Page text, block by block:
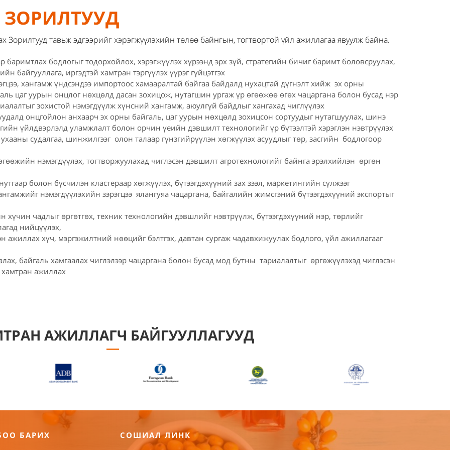
тавьж эдгээрийг хэрэгжүүлэхийн төлөө байнгын, тогтвортой үйл ажиллагаа явуулж байна.
бодлогыг тодорхойлох, хэрэгжүүлэх хүрээнд эрх зүй, стратегийн бичиг баримт боловсруулах,
байгууллага, иргэдтэй хамтран тэргүүлэх үүрэг гүйцэтгэх
хангамж үндсэндээ импортоос хамааралтай байгаа байдалд нухацтай дүгнэлт хийж эх орны
цаг уурын онцлог нөхцөлд дасан зохицож, нутагшин ургаж үр өгөөжөө өгөх чацаргана болон бусад нэр
зохистой нэмэгдүүлж хүнсний хангамж, аюулгүй байдлыг хангахад чиглүүлэх
онцгойлон анхаарч эх орны байгаль, цаг уурын нөхцөлд зохицсон сортуудыг нутагшуулах, шинэ
үйлдвэрлэлд уламжлалт болон орчин үеийн дэвшилт технологийг үр бүтээлтэй хэрэглэн нэвтрүүлэх
судалгаа, шинжилгээг олон талаар гүнзгийрүүлэн хөгжүүлэх асуудлыг төр, засгийн бодлогоор
нэмэгдүүлэх, тогтворжуулахад чиглэсэн дэвшилт агротехнологийг байнга эрэлхийлэн өргөн
болон бүсчилэн кластераар хөгжүүлэх, бүтээгдэхүүний зах зээл, маркетингийн сүлжээг
нэмэгдүүлэхийн зэрэгцээ ялангуяа чацаргана, байгалийн жимсгэний бүтээгдэхүүний экспортыг
чадлыг өргөтгөх, техник технологийн дэвшлийг нэвтрүүлж, бүтээгдэхүүний нэр, төрлийг
нийцүүлэх,
хүч, мэргэжилтний нөөцийг бэлтгэх, давтан сургаж чадавхижуулах бодлого, үйл ажиллагааг
байгаль хамгаалах чиглэлээр чацаргана болон бусад мод бутны тариалалтыг өргөжүүлэхэд чиглэсэн
ажиллах
АЖИЛЛАГЧ БАЙГУУЛЛАГУУД
БАРИХ СОШИАЛ ЛИНК